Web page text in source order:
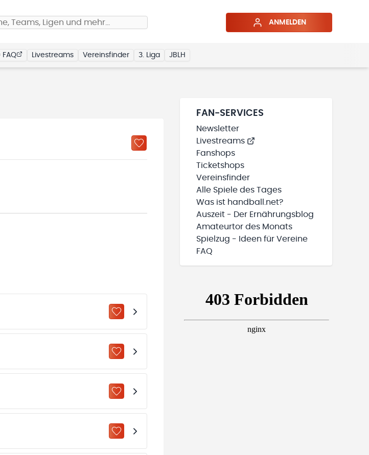
Teams, Ligen und mehr… ANMELDEN
Livestreams Vereinsfinder 3. Liga JBLH
ZU „MEINE TEAMS“ HINZUFÜGEN
ZU „MEINE TEAMS“ HINZUFÜGEN
ZU „MEINE TEAMS“ HINZUFÜGEN
ZU „MEINE TEAMS“ HINZUFÜGEN
FAN-SERVICES
Newsletter
Livestreams
Fanshops
Ticketshops
Vereinsfinder
Alle Spiele des Tages
Was ist handball.net?
Auszeit - Der Ernährungsblog
Amateurtor des Monats
Spielzug - Ideen für Vereine
FAQ